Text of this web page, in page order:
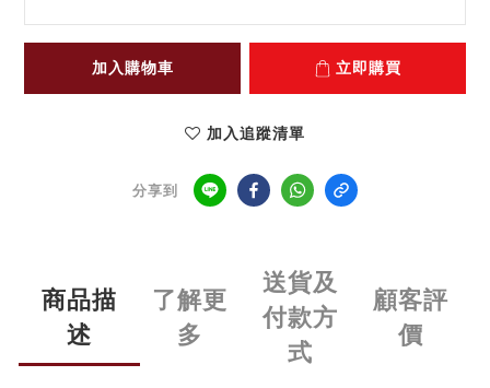
加入購物車 立即購買
加入追蹤清單
分享到
商品描
述
了解更
多
送貨及
付款方
式
顧客評
價